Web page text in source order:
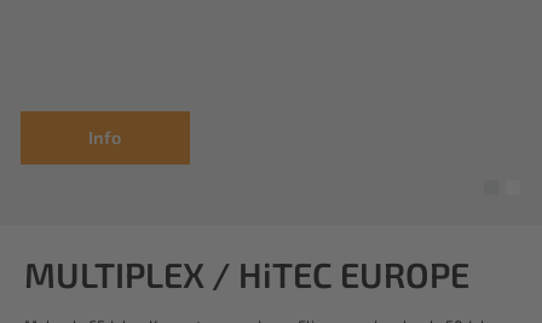
Info
MULTIPLEX / HiTEC EUROPE